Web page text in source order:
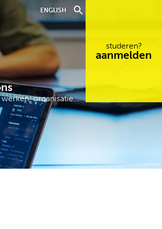
organisatie…
studeren?
aanmelden
ENGLISH